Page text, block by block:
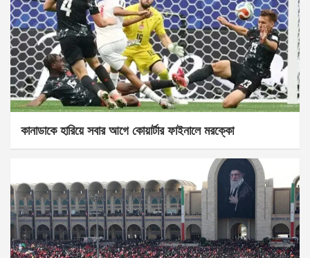
কানাডাকে হারিয়ে সবার আগে কোয়ার্টার ফাইনালে মরক্কো